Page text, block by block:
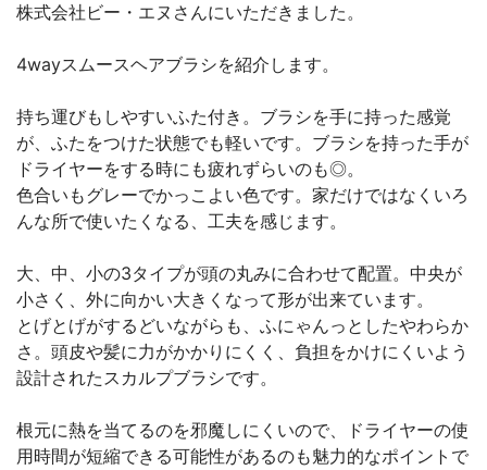
株式会社ビー・エヌさんにいただきました。
4wayスムースヘアブラシを紹介します。
持ち運びもしやすいふた付き。ブラシを手に持った感覚
が、ふたをつけた状態でも軽いです。ブラシを持った手が
ドライヤーをする時にも疲れずらいのも◎。
色合いもグレーでかっこよい色です。家だけではなくいろ
んな所で使いたくなる、工夫を感じます。
大、中、小の3タイプが頭の丸みに合わせて配置。中央が
小さく、外に向かい大きくなって形が出来ています。
とげとげがするどいながらも、ふにゃんっとしたやわらか
さ。頭皮や髪に力がかかりにくく、負担をかけにくいよう
設計されたスカルプブラシです。
根元に熱を当てるのを邪魔しにくいので、ドライヤーの使
用時間が短縮できる可能性があるのも魅力的なポイントで